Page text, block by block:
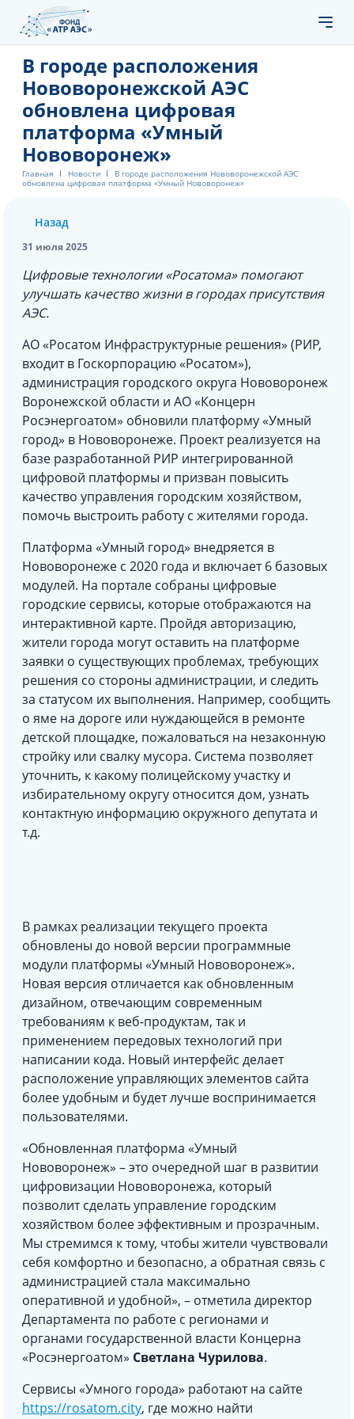
В городе расположения
Нововоронежской АЭС
обновлена цифровая
платформа «Умный
Нововоронеж»
Главная Новости
В городе расположения Нововоронежской АЭС
обновлена цифровая платформа «Умный Нововоронеж»
Назад
31 июля 2025
Цифровые технологии «Росатома» помогают
улучшать качество жизни в городах присутствия
АЭС.
АО «Росатом Инфраструктурные решения» (РИР,
входит в Госкорпорацию «Росатом»),
администрация городского округа Нововоронеж
Воронежской области и АО «Концерн
Росэнергоатом» обновили платформу «Умный
город» в Нововоронеже. Проект реализуется на
базе разработанной РИР интегрированной
цифровой платформы и призван повысить
качество управления городским хозяйством,
помочь выстроить работу с жителями города.
Платформа «Умный город» внедряется в
Нововоронеже с 2020 года и включает 6 базовых
модулей. На портале собраны цифровые
городские сервисы, которые отображаются на
интерактивной карте. Пройдя авторизацию,
жители города могут оставить на платформе
заявки о существующих проблемах, требующих
решения со стороны администрации, и следить
за статусом их выполнения. Например, сообщить
о яме на дороге или нуждающейся в ремонте
детской площадке, пожаловаться на незаконную
стройку или свалку мусора. Система позволяет
уточнить, к какому полицейскому участку и
избирательному округу относится дом, узнать
контактную информацию окружного депутата и
т.д.
В рамках реализации текущего проекта
обновлены до новой версии программные
модули платформы «Умный Нововоронеж».
Новая версия отличается как обновленным
дизайном, отвечающим современным
требованиям к веб-продуктам, так и
применением передовых технологий при
написании кода. Новый интерфейс делает
расположение управляющих элементов сайта
более удобным и будет лучше воспринимается
пользователями.
«Обновленная платформа «Умный
Нововоронеж» – это очередной шаг в развитии
цифровизации Нововоронежа, который
позволит сделать управление городским
хозяйством более эффективным и прозрачным.
Мы стремимся к тому, чтобы жители чувствовали
себя комфортно и безопасно, а обратная связь с
администрацией стала максимально
оперативной и удобной», – отметила директор
Департамента по работе с регионами и
органами государственной власти Концерна
«Росэнергоатом» Светлана Чурилова.
Сервисы «Умного города» работают на сайте
https://rosatom.city, где можно найти